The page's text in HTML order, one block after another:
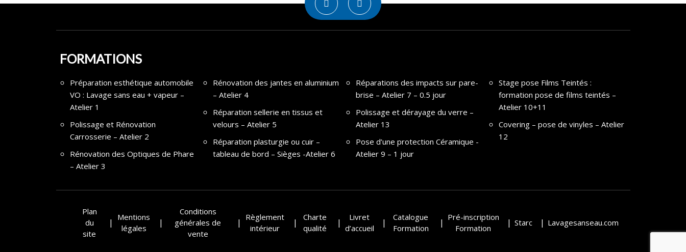
FORMATIONS
Préparation esthétique automobile
VO : Lavage sans eau + vapeur –
Atelier 1
Polissage et Rénovation
Carrosserie – Atelier 2
Rénovation des Optiques de Phare
– Atelier 3
Rénovation des jantes en aluminium
– Atelier 4
Réparation sellerie en tissus et
velours – Atelier 5
Réparation plasturgie ou cuir –
tableau de bord – Sièges -Atelier 6
Réparations des impacts sur pare-
brise – Atelier 7 – 0.5 jour
Polissage et dérayage du verre –
Atelier 13
Pose d’une protection Céramique -
Atelier 9 – 1 jour
Stage pose Films Teintés :
formation pose de films teintés –
Atelier 10+11
Covering – pose de vinyles – Atelier
12
Plan
du
site
Mentions
légales
Conditions
générales de
vente
Règlement
intérieur
Charte
qualité
Livret
d’accueil
Catalogue
Formation
Pré-inscription
Formation
Starc Lavagesanseau.com